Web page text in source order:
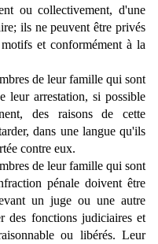
ou collectivement, d'une
ils ne peuvent être privés
et conformément à la
de leur famille qui sont
leur arrestation, si possible
des raisons de cette
dans une langue qu'ils
contre eux.
de leur famille qui sont
pénale doivent être
un juge ou une autre
des fonctions judiciaires et
ou libérés. Leur